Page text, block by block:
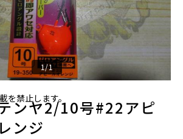
1/1
を禁止します。
ンヤ2/10号#22アピ
ンジ